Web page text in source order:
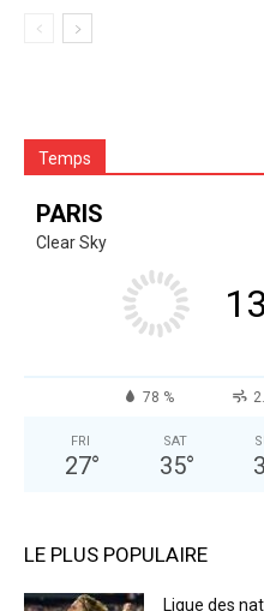
Temps
PARIS
Clear Sky
78 %
FRI
27°
SAT
35°
LE PLUS POPULAIRE
Ligue des